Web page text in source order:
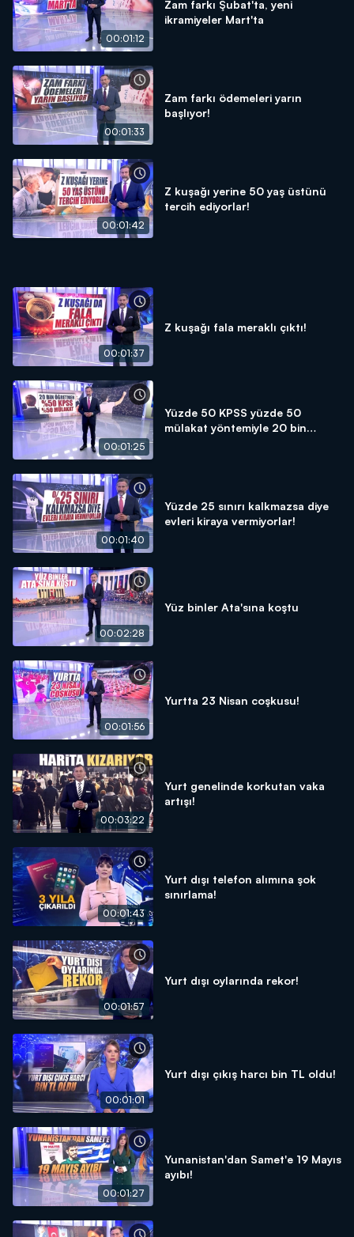
00:01:12
Zam farkı Şubat'ta, yeni
ikramiyeler Mart'ta
00:01:33
Zam farkı ödemeleri yarın
başlıyor!
00:01:42
Z kuşağı yerine 50 yaş üstünü
tercih ediyorlar!
00:01:37
Z kuşağı fala meraklı çıktı!
00:01:25
Yüzde 50 KPSS yüzde 50
mülakat yöntemiyle 20 bin
00:01:40
Yüzde 25 sınırı kalkmazsa diye
evleri kiraya vermiyorlar!
00:02:28
Yüz binler Ata'sına koştu
00:01:56
Yurtta 23 Nisan coşkusu!
00:03:22
Yurt genelinde korkutan vaka
artışı!
00:01:43
Yurt dışı telefon alımına şok
sınırlama!
00:01:57
Yurt dışı oylarında rekor!
00:01:01
Yurt dışı çıkış harcı bin TL oldu!
00:01:27
Yunanistan'dan Samet'e 19 Mayıs
ayıbı!